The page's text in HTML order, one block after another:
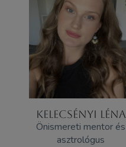
KELECSÉNYI LÉNA
Önismereti mentor és
asztrológus